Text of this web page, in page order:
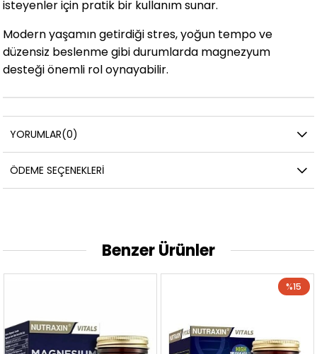
isteyenler için pratik bir kullanım sunar.
Modern yaşamın getirdiği stres, yoğun tempo ve
düzensiz beslenme gibi durumlarda magnezyum
desteği önemli rol oynayabilir.
YORUMLAR(0)
ÖDEME SEÇENEKLERI
Benzer Ürünler